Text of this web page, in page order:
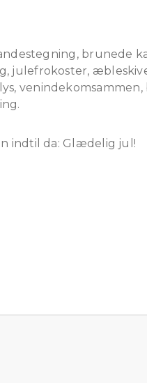
brunede
julefrokoster,
indtil da: Glædelig jul!